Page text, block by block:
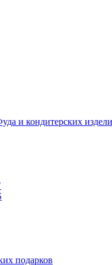
и кондитерских
подарков